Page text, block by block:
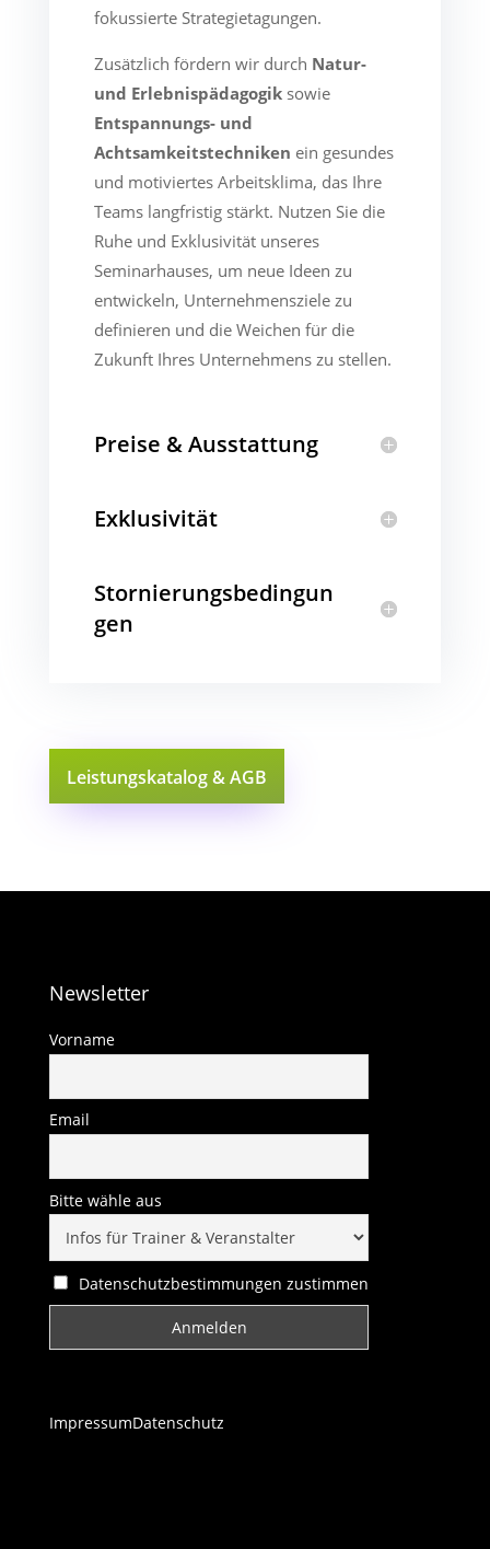
fokussierte Strategietagungen.
Zusätzlich fördern wir durch Natur-
und Erlebnispädagogiksowie
Entspannungs- und
Achtsamkeitstechniken ein gesundes
und motiviertes Arbeitsklima, das Ihre
Teams langfristig stärkt. Nutzen Sie die
Ruhe und Exklusivität unseres
Seminarhauses, um neue Ideen zu
entwickeln, Unternehmensziele zu
definieren und die Weichen für die
Zukunft Ihres Unternehmens zu stellen.
Preise & Ausstattung
Exklusivität
Stornierungsbedingun
gen
Leistungskatalog & AGB
Newsletter
Vorname
Email
Bitte wähle aus
Datenschutzbestimmungen zustimmen
ImpressumDatenschutz